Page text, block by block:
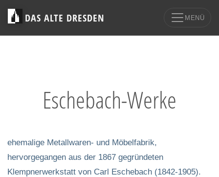
DAS ALTE DRESDEN MENÜ
Eschebach-Werke
ehemalige Metallwaren- und Möbelfabrik,
hervorgegangen aus der 1867 gegründeten
Klempnerwerkstatt von Carl Eschebach (1842-1905).